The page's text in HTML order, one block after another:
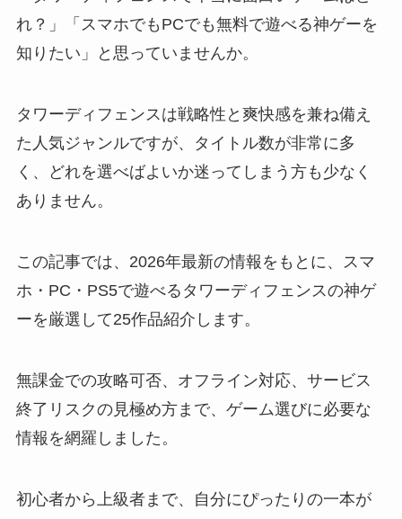
れ？」「スマホでもPCでも無料で遊べる神ゲーを
知りたい」と思っていませんか。
タワーディフェンスは戦略性と爽快感を兼ね備え
た人気ジャンルですが、タイトル数が非常に多
く、どれを選べばよいか迷ってしまう方も少なく
ありません。
この記事では、2026年最新の情報をもとに、スマ
ホ・PC・PS5で遊べるタワーディフェンスの神ゲ
ーを厳選して25作品紹介します。
無課金での攻略可否、オフライン対応、サービス
終了リスクの見極め方まで、ゲーム選びに必要な
情報を網羅しました。
初心者から上級者まで、自分にぴったりの一本が